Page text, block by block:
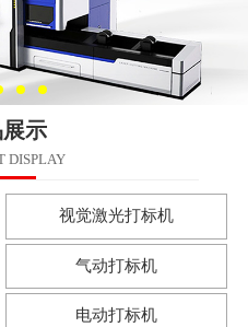
示
DISPLAY
视觉激光打标机
气动打标机
电动打标机